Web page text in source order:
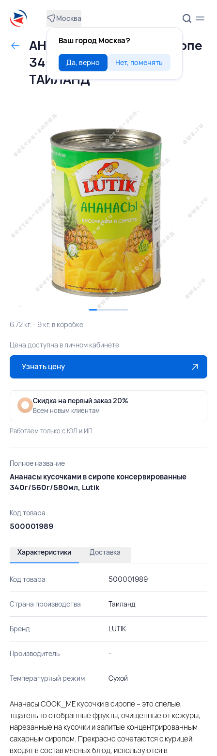
Москва
Ваш город Москва?
Да, верно Нет, поменять
АНАНАСЫ кусочки в сиропе
340 г/580 мл, LUTIK,
ТАИЛАНД
6.72 кг. - 9 кг. в коробке
Цена доступна в личном кабинете
Узнать цену
Скидка на первый заказ 20%
Всем новым клиентам
Работаем только с ЮЛ и ИП
Полное название
Ананасы кусочками в сиропе консервированные
340г/560г/580мл, Lutik
Код товара
500001989
Характеристики Доставка
Код товара 500001989
Страна производства Таиланд
Бренд LUTIK
Производитель -
Температурный режим Сухой
Ананасы COOK_ME кусочки в сиропе – это спелые,
тщательно отобранные фрукты, очищенные от кожуры,
нарезанные на кусочки и залитые концентрированным
сахарным сиропом. Прекрасно сочетаются с курицей,
входят в состав мясных блюд, используются в